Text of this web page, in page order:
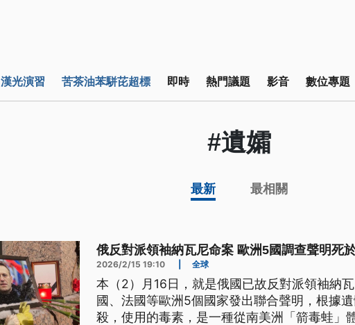
漢光演習 苦茶油苯駢芘超標 即時 熱門議題 影音 數位專題
#遺孀
最新 最相關
俄反對派領袖納瓦尼命案 歐洲5國調查聲明死
2026/2/15 19:10 全球
本（2）月16日，就是俄國已故反對派領袖納
國、法國等歐洲5個國家發出聯合聲明，根據
殺，使用的毒素，是一種從南美洲「箭毒蛙」